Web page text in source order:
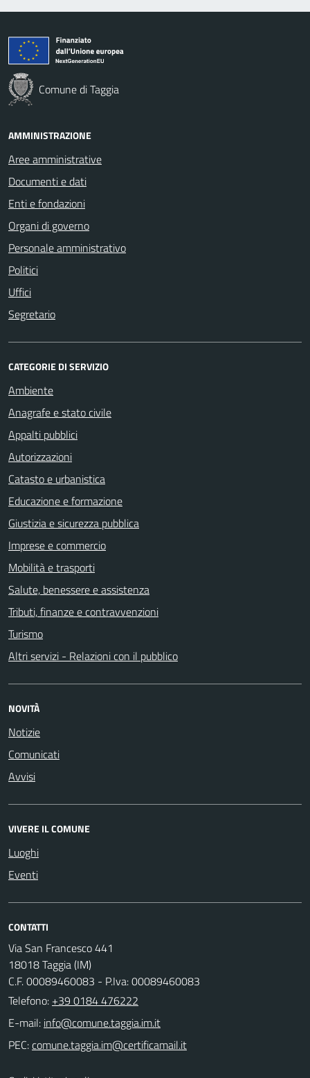
Comune di Taggia
AMMINISTRAZIONE
Aree amministrative
Documenti e dati
Enti e fondazioni
Organi di governo
Personale amministrativo
Politici
Uffici
Segretario
CATEGORIE DI SERVIZIO
Ambiente
Anagrafe e stato civile
Appalti pubblici
Autorizzazioni
Catasto e urbanistica
Educazione e formazione
Giustizia e sicurezza pubblica
Imprese e commercio
Mobilità e trasporti
Salute, benessere e assistenza
Tributi, finanze e contravvenzioni
Turismo
Altri servizi - Relazioni con il pubblico
NOVITÀ
Notizie
Comunicati
Avvisi
VIVERE IL COMUNE
Luoghi
Eventi
CONTATTI
Via San Francesco 441
18018 Taggia (IM)
C.F. 00089460083 - P.Iva: 00089460083
Telefono: +39 0184 476222
E-mail:
PEC: